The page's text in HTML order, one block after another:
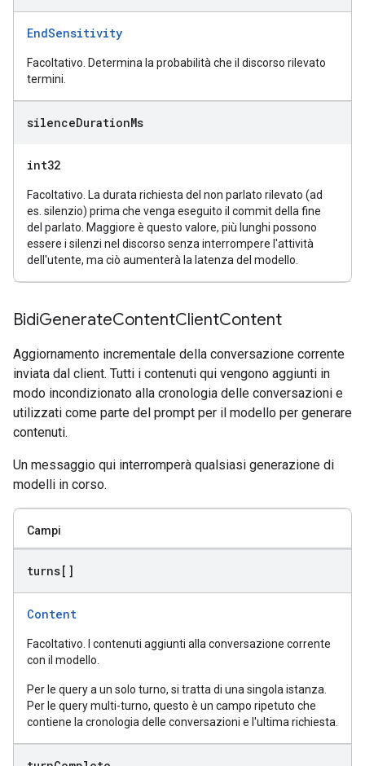
EndSensitivity
Facoltativo. Determina la probabilità che il discorso rilevato
termini.
silenceDurationMs
int32
Facoltativo. La durata richiesta del non parlato rilevato (ad
es. silenzio) prima che venga eseguito il commit della fine
del parlato. Maggiore è questo valore, più lunghi possono
essere i silenzi nel discorso senza interrompere l'attività
dell'utente, ma ciò aumenterà la latenza del modello.
BidiGenerateContentClientContent
Aggiornamento incrementale della conversazione corrente
inviata dal client. Tutti i contenuti qui vengono aggiunti in
modo incondizionato alla cronologia delle conversazioni e
utilizzati come parte del prompt per il modello per generare
contenuti.
Un messaggio qui interromperà qualsiasi generazione di
modelli in corso.
Campi
turns[]
Content
Facoltativo. I contenuti aggiunti alla conversazione corrente
con il modello.
Per le query a un solo turno, si tratta di una singola istanza.
Per le query multi-turno, questo è un campo ripetuto che
contiene la cronologia delle conversazioni e l'ultima richiesta.